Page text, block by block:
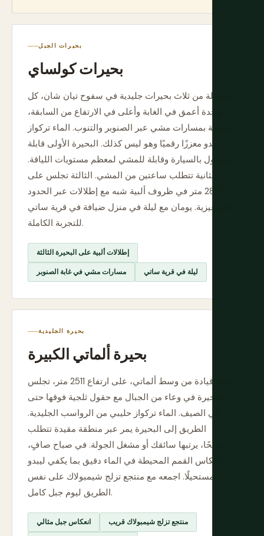
بحيرات الجبل
بحيرات كولساي
سلسلة من ثلاث بحيرات جليدية في سفوح تيان شان، كل
واحدة أعمق في الغابة وأعلى في الارتفاع من السابقة،
متصلة بمسارات مشي عبر الصنوبر والتنوب. الماء تركواز
يبدو معززًا رقميًا وهو ليس كذلك. البحيرة الأولى قابلة
للوصول بالسيارة وقابلة للمشي لمعظم مستويات اللياقة.
الثانية تتطلب ساعتين من المشي. الثالثة تجلس على
2800 متر في ظروف ألبية شبه مع إطلالات عبر الحدود
الكيرغيزية. يومان مع ليلة في منزل ضيافة في قرية ساتي
للتجربة الكاملة.
إطلالات ألبية على البحيرة الثالثة
مسارات مشي في غابة الصنوبر ليلة في قرية ساتي
بحيرة الجليدية
بحيرة ألماتي الكبيرة
ساعة قيادة من وسط ألماتي، على ارتفاع 2511 متر، تجلس
البحيرة في وعاء من الجبال مع حقول ثلجية فوقها حتى
في الصيف. الماء تركواز حليبي من الرواسب الجليدية.
الطريق إلى البحيرة يمر عبر منطقة مقيدة تتطلب
تصريحًا، يرتبها سائقك أو مشغل الجولة. في صباح صافٍ،
انعكاس القمم المحيطة في الماء دقيق بما يكفي ليبدو
مستحيلًا. اجمعه مع منتجع تزلج شيمبولاك على نفس
الطريق ليوم جبل كامل.
انعكاس جبل مثالي منتجع تزلج شيمبولاك قريب